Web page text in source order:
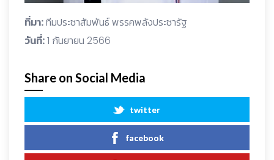
ที่มา:ทีมประชาสัมพันธ์ พรรคพลังประชารัฐ
วันที่:1 กันยายน 2566
Share on Social Media
twitter
facebook